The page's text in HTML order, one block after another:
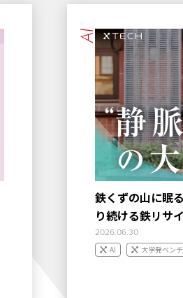
AI
鉄くずの山に眠
り続ける鉄リサ
2026.06.30
AI 大学発ベン